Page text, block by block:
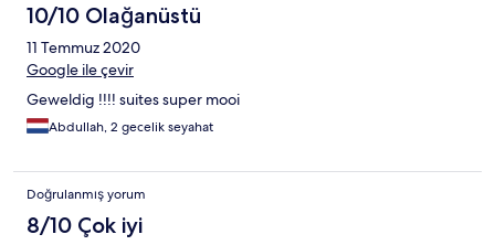
10/10 Olağanüstü
11 Temmuz 2020
Google ile çevir
Geweldig !!!! suites super mooi
Abdullah, 2 gecelik seyahat
Doğrulanmış yorum
8/10 Çok iyi